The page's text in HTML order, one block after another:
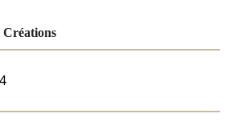
Créations